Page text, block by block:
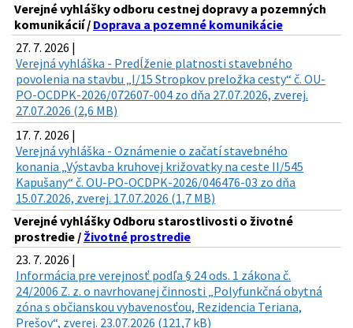
Verejné vyhlášky odboru cestnej dopravy a pozemných
komunikácií / Doprava a pozemné komunikácie
27. 7. 2026 |
Verejná vyhláška - Predĺženie platnosti stavebného
povolenia na stavbu „I/15 Stropkov preložka cesty“ č. OU-
PO-OCDPK-2026/072607-004 zo dňa 27.07.2026, zverej.
27.07.2026 (2,6 MB)
17. 7. 2026 |
Verejná vyhláška - Oznámenie o začatí stavebného
konania „Výstavba kruhovej križovatky na ceste II/545
Kapušany“ č. OU-PO-OCDPK-2026/046476-03 zo dňa
15.07.2026, zverej. 17.07.2026 (1,7 MB)
Verejné vyhlášky Odboru starostlivosti o životné
prostredie / Životné prostredie
23. 7. 2026 |
Informácia pre verejnosť podľa § 24 ods. 1 zákona č.
24/2006 Z. z. o navrhovanej činnosti „Polyfunkčná obytná
zóna s občianskou vybavenosťou, Rezidencia Teriana,
Prešov“, zverej. 23.07.2026 (121,7 kB)